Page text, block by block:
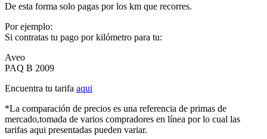
De esta forma solo pagas por los km que recorres.
Por ejemplo:
Si contratas tu pago por kilómetro para tu:
Aveo
PAQ B 2009
Encuentra tu tarifa aqui
*La comparación de precios es una referencia de primas de
mercado,tomada de varios compradores en línea por lo cual las
tarifas aqui presentadas pueden variar.